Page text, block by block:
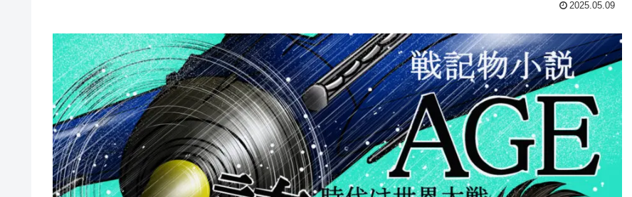
2025.05.09